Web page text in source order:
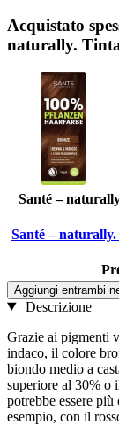
Acquistato
naturally.
Santé –
Santé –
Aggiungi entrambi
Descrizione
Grazie ai pigmenti
indaco, il colore
biondo medio a
superiore al 30% o
potrebbe essere
esempio, con il